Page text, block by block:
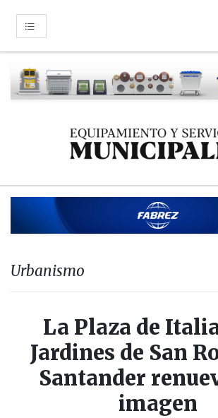
Urbanismo
La Plaza de
Jardines de San
Santander
imagen